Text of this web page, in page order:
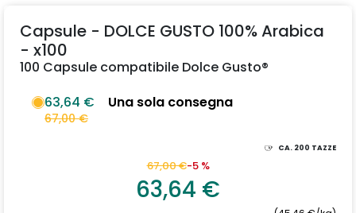
Capsule - DOLCE GUSTO 100% Arabica
- x100
100 Capsule compatibile Dolce Gusto®
63,64 €
67,00 €
Una sola consegna
CA. 200 TAZZE
67,00 €-5 %
63,64 €